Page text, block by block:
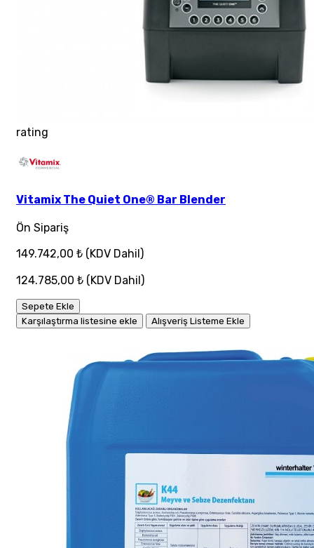
rating
Vitamix The Quiet One® Bar Blender
Ön Sipariş
149.742,00 ₺ (KDV Dahil)
124.785,00 ₺ (KDV Dahil)
Sepete Ekle
Karşılaştırma listesine ekle
Alışveriş Listeme Ekle